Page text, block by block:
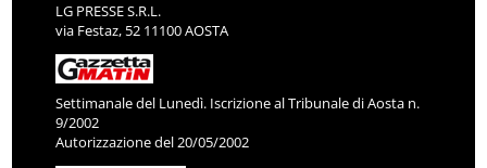
LG PRESSE S.R.L.
via Festaz, 52 11100 AOSTA
Settimanale del Lunedì. Iscrizione al Tribunale di Aosta n.
9/2002
Autorizzazione del 20/05/2002